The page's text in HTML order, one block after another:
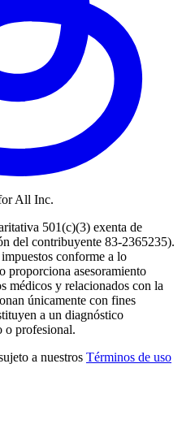
All Inc.
501(c)(3) exenta de
del contribuyente 83-2365235).
conforme a lo
proporciona asesoramiento
médicos y relacionados con la
únicamente con fines
a un diagnóstico
o profesional.
a nuestros Términos de uso